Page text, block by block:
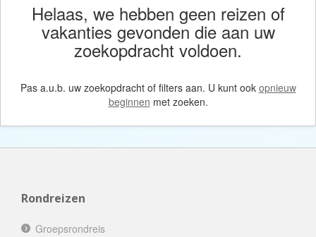
Helaas, we hebben geen reizen of
vakanties gevonden die aan uw
zoekopdracht voldoen.
Pas a.u.b. uw zoekopdracht of filters aan. U kunt ook opnieuw
beginnen met zoeken.
Rondreizen
Groepsrondreis